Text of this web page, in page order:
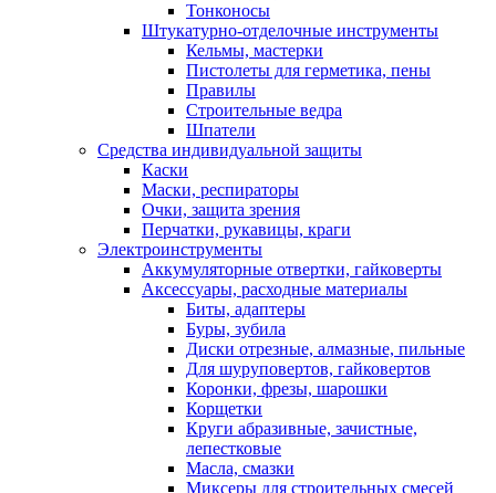
Тонконосы
Штукатурно-отделочные инструменты
Кельмы, мастерки
Пистолеты для герметика, пены
Правилы
Строительные ведра
Шпатели
Средства индивидуальной защиты
Каски
Маски, респираторы
Очки, защита зрения
Перчатки, рукавицы, краги
Электроинструменты
Аккумуляторные отвертки, гайковерты
Аксессуары, расходные материалы
Биты, адаптеры
Буры, зубила
Диски отрезные, алмазные, пильные
Для шуруповертов, гайковертов
Коронки, фрезы, шарошки
Корщетки
Круги абразивные, зачистные,
лепестковые
Масла, смазки
Миксеры для строительных смесей